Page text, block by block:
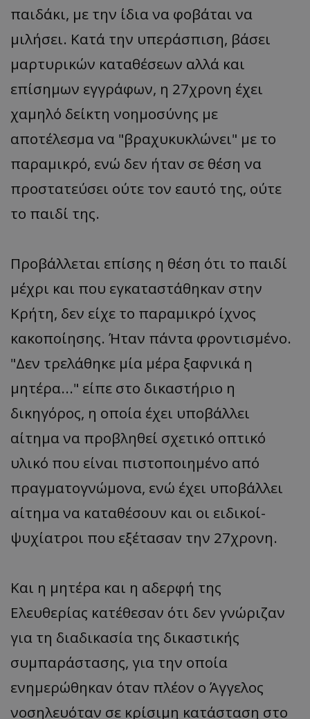
παιδάκι, με την ίδια να φοβάται να
μιλήσει. Κατά την υπεράσπιση, βάσει
μαρτυρικών καταθέσεων αλλά και
επίσημων εγγράφων, η 27χρονη έχει
χαμηλό δείκτη νοημοσύνης με
αποτέλεσμα να "βραχυκυκλώνει" με το
παραμικρό, ενώ δεν ήταν σε θέση να
προστατεύσει ούτε τον εαυτό της, ούτε
το παιδί της.
Προβάλλεται επίσης η θέση ότι το παιδί
μέχρι και που εγκαταστάθηκαν στην
Κρήτη, δεν είχε το παραμικρό ίχνος
κακοποίησης. Ήταν πάντα φροντισμένο.
"Δεν τρελάθηκε μία μέρα ξαφνικά η
μητέρα..." είπε στο δικαστήριο η
δικηγόρος, η οποία έχει υποβάλλει
αίτημα να προβληθεί σχετικό οπτικό
υλικό που είναι πιστοποιημένο από
πραγματογνώμονα, ενώ έχει υποβάλλει
αίτημα να καταθέσουν και οι ειδικοί-
ψυχίατροι που εξέτασαν την 27χρονη.
Και η μητέρα και η αδερφή της
Ελευθερίας κατέθεσαν ότι δεν γνώριζαν
για τη διαδικασία της δικαστικής
συμπαράστασης, για την οποία
ενημερώθηκαν όταν πλέον ο Άγγελος
νοσηλευόταν σε κρίσιμη κατάσταση στο